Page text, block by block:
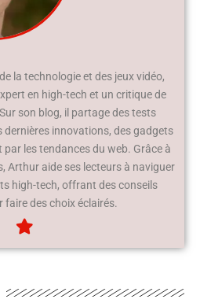
la technologie et des jeux vidéo,
en high-tech et un critique de
son blog, il partage des tests
dernières innovations, des gadgets
les tendances du web. Grâce à
Arthur aide ses lecteurs à naviguer
high-tech, offrant des conseils
faire des choix éclairés.